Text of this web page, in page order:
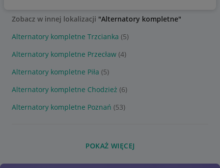
Zobacz w innej lokalizacji "Alternatory kompletne"
Alternatory kompletne Trzcianka (5)
Alternatory kompletne Przecław (4)
Alternatory kompletne Piła (5)
Alternatory kompletne Chodzież (6)
Alternatory kompletne Poznań (53)
POKAŻ WIĘCEJ